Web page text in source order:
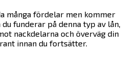
många fördelar men kommer
funderar på denna typ av lån,
nackdelarna och överväg din
innan du fortsätter.